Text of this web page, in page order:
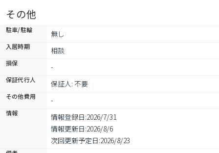
その他
駐車/駐輪 無し
入居時期 相談
損保 -
保証代行人 保証人: 不要
その他費用 -
情報 情報登録日:2026/7/31
情報更新日:2026/8/6
次回更新予定日:2026/8/23